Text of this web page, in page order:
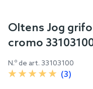
Skip
beginning
of
Oltens Jog
cromo
N.º de art. 33103100
(3)